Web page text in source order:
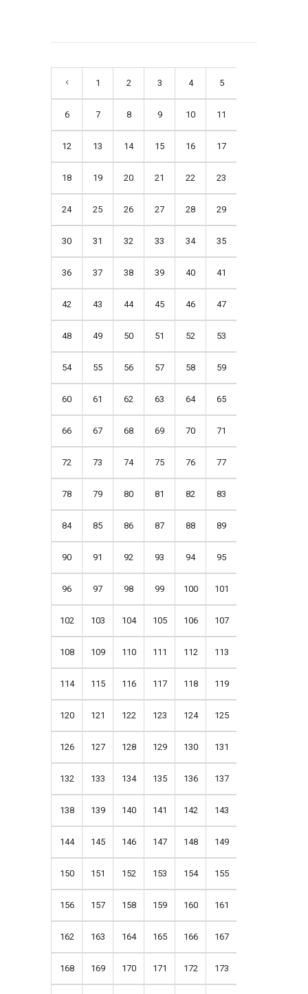
1 2 3 4 5
6 7 8 9 10 11
12 13 14 15 16 17
18 19 20 21 22 23
24 25 26 27 28 29
30 31 32 33 34 35
36 37 38 39 40 41
42 43 44 45 46 47
48 49 50 51 52 53
54 55 56 57 58 59
60 61 62 63 64 65
66 67 68 69 70 71
72 73 74 75 76 77
78 79 80 81 82 83
84 85 86 87 88 89
90 91 92 93 94 95
96 97 98 99 100 101
102 103 104 105 106 107
108 109 110 111 112 113
114 115 116 117 118 119
120 121 122 123 124 125
126 127 128 129 130 131
132 133 134 135 136 137
138 139 140 141 142 143
144 145 146 147 148 149
150 151 152 153 154 155
156 157 158 159 160 161
162 163 164 165 166 167
168 169 170 171 172 173